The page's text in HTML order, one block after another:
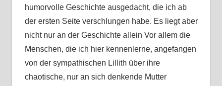
humorvolle Geschichte ausgedacht, die ich ab
der ersten Seite verschlungen habe. Es liegt aber
nicht nur an der Geschichte allein Vor allem die
Menschen, die ich hier kennenlerne, angefangen
von der sympathischen Lillith über ihre
chaotische, nur an sich denkende Mutter